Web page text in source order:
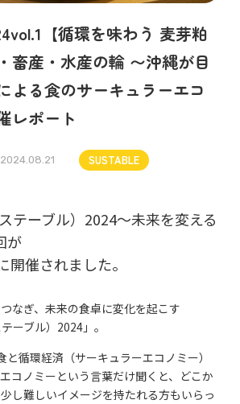
【循環を味わう 麦芽粕
畜産・水産の輪 〜沖縄が目
よる食のサーキュラーエコ
レポート
2024.08.21 SUSTABLE
テーブル）2024～未来を変える
が
開催されました。
なぎ、未来の食卓に変化を起こす
ーブル）2024」。
循環経済（サーキュラーエコノミー）
コノミーという言葉だけ聞くと、どこか
し難しいイメージを持たれる方もいらっ